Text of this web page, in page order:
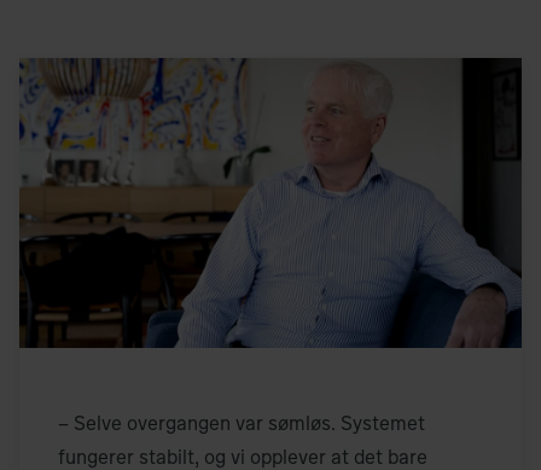
– Selve overgangen var sømløs. Systemet
fungerer stabilt, og vi opplever at det bare